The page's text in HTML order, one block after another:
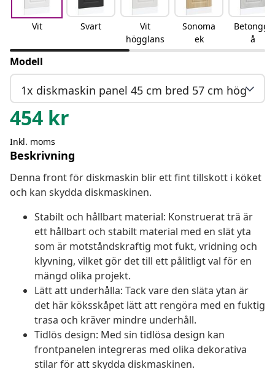
Vit Svart
Vit
högglans
Sonoma
ek
Betonggr
å
Modell
1x diskmaskin panel 45 cm bred 57 cm hög
454 kr
Inkl. moms
Beskrivning
Denna front för diskmaskin blir ett fint tillskott i köket
och kan skydda diskmaskinen.
Stabilt och hållbart material: Konstruerat trä är
ett hållbart och stabilt material med en slät yta
som är motståndskraftig mot fukt, vridning och
klyvning, vilket gör det till ett pålitligt val för en
mängd olika projekt.
Lätt att underhålla: Tack vare den släta ytan är
det här köksskåpet lätt att rengöra med en fuktig
trasa och kräver mindre underhåll.
Tidlös design: Med sin tidlösa design kan
frontpanelen integreras med olika dekorativa
stilar för att skydda diskmaskinen.